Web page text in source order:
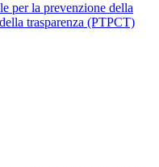
per la prevenzione della
trasparenza (PTPCT)